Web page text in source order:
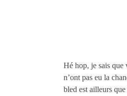
Hé hop, je sais que
n’ont pas eu la
bled est ailleurs